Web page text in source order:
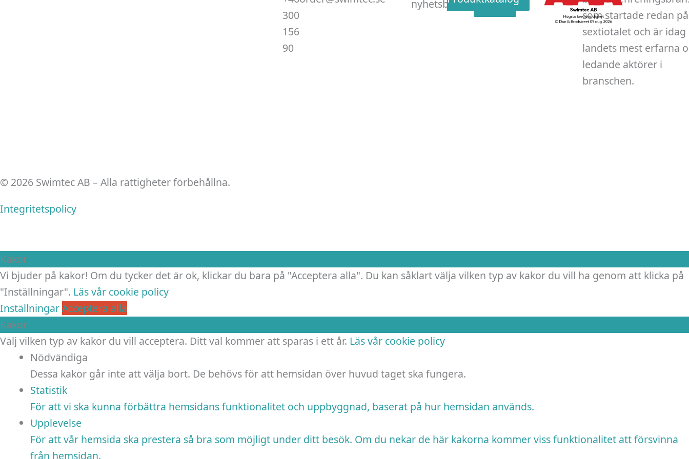
som startade redan på
sextiotalet och är idag
landets mest erfarna
ledande aktörer i
branschen.
300
156
90
nyhetsbrev
© 2026 Swimtec AB – Alla rättigheter förbehållna.
Integritetspolicy
Kakor
Vi bjuder på kakor! Om du tycker det är ok, klickar du bara på "Acceptera alla". Du kan såklart välja vilken typ av kakor du vill ha genom att klicka på
"Inställningar". Läs vår cookie policy
InställningarAcceptera alla
Kakor
Välj vilken typ av kakor du vill acceptera. Ditt val kommer att sparas i ett år. Läs vår cookie policy
Nödvändiga
Dessa kakor går inte att välja bort. De behövs för att hemsidan över huvud taget ska fungera.
Statistik
För att vi ska kunna förbättra hemsidans funktionalitet och uppbyggnad, baserat på hur hemsidan används.
Upplevelse
För att vår hemsida ska prestera så bra som möjligt under ditt besök. Om du nekar de här kakorna kommer viss funktionalitet att försvinna
från hemsidan.